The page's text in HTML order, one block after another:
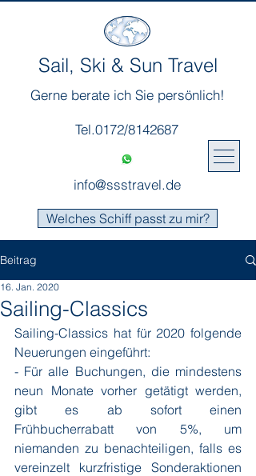
Sail, Ski & Sun Travel
Gerne berate ich Sie persönlich!
Tel.0172/8142687
info@ssstravel.de
Welches Schiff passt zu mir?
Beitrag
Sailing-Classics
16. Jan. 2020
Sailing-Classics hat für 2020 folgende
Neuerungen eingeführt:
- Für alle Buchungen, die mindestens
neun Monate vorher getätigt werden,
gibt es ab sofort einen
Frühbucherrabatt von 5%, um
niemanden zu benachteiligen, falls es
vereinzelt kurzfristige Sonderaktionen